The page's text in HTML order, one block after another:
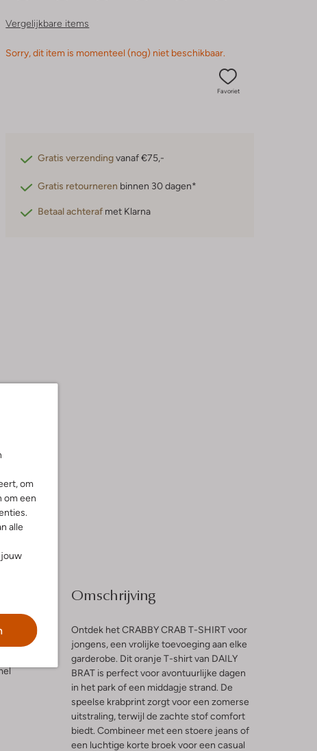
om
om een
alle
Vergelijkbare items
Sorry, dit item is momenteel (nog) niet beschikbaar.
Favoriet
Gratis verzendingvanaf €75,-
Gratis retourneren binnen 30 dagen*
Betaal achteraf met Klarna
Omschrijving
Ontdek het CRABBY CRAB T-SHIRT voor
jongens, een vrolijke toevoeging aan elke
garderobe. Dit oranje T-shirt van DAILY
BRAT is perfect voor avontuurlijke dagen
in het park of een middagje strand. De
speelse krabprint zorgt voor een zomerse
uitstraling, terwijl de zachte stof comfort
biedt. Combineer met een stoere jeans of
een luchtige korte broek voor een casual